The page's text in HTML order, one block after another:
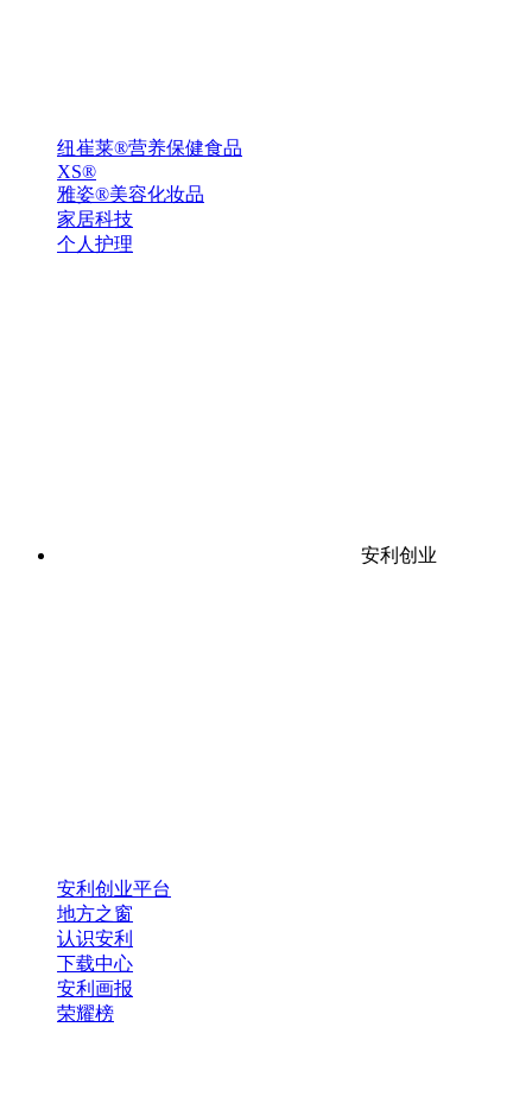
纽崔莱®营养保健食品
XS®
雅姿®美容化妆品
家居科技
个人护理
安利创业
安利创业平台
地方之窗
认识安利
下载中心
安利画报
荣耀榜